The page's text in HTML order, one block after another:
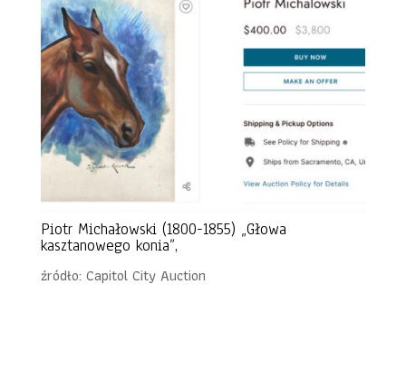
Piotr Michałowski (1800-1855) „Głowa
kasztanowego konia”,
źródło: Capitol City Auction